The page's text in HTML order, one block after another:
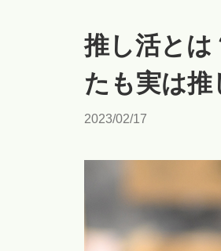
推し活と
たも実は
2023/02/17